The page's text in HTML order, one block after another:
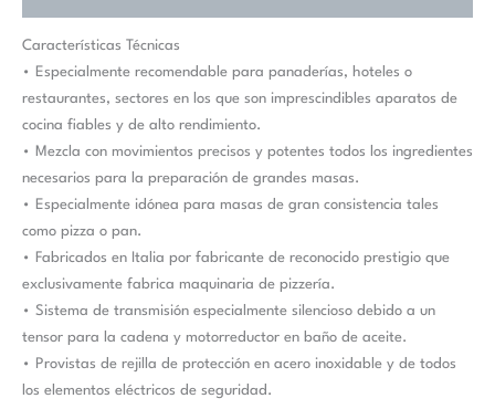
Características Técnicas
• Especialmente recomendable para panaderías, hoteles o
restaurantes, sectores en los que son imprescindibles aparatos de
cocina fiables y de alto rendimiento.
• Mezcla con movimientos precisos y potentes todos los ingredientes
necesarios para la preparación de grandes masas.
• Especialmente idónea para masas de gran consistencia tales
como pizza o pan.
• Fabricados en Italia por fabricante de reconocido prestigio que
exclusivamente fabrica maquinaria de pizzería.
• Sistema de transmisión especialmente silencioso debido a un
tensor para la cadena y motorreductor en baño de aceite.
• Provistas de rejilla de protección en acero inoxidable y de todos
los elementos eléctricos de seguridad.